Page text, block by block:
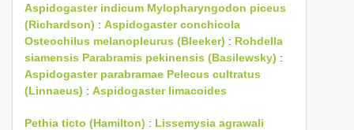
Aspidogaster indicum Mylopharyngodon piceus
(Richardson) : Aspidogaster conchicola
Osteochilus melanopleurus (Bleeker) : Rohdella
siamensis Parabramis pekinensis (Basilewsky) :
Aspidogaster parabramae Pelecus cultratus
(Linnaeus) : Aspidogaster limacoides
Pethia ticto (Hamilton) : Lissemysia agrawali